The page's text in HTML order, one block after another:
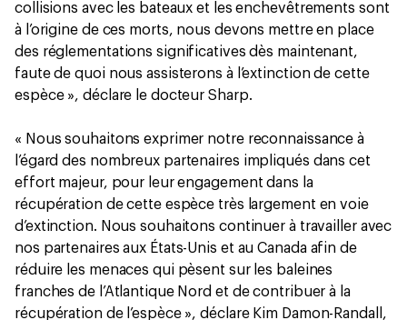
collisions avec les bateaux et les enchevêtrements sont
à l’origine de ces morts, nous devons mettre en place
des réglementations significatives dès maintenant,
faute de quoi nous assisterons à l’extinction de cette
espèce », déclare le docteur Sharp.
« Nous souhaitons exprimer notre reconnaissance à
l’égard des nombreux partenaires impliqués dans cet
effort majeur, pour leur engagement dans la
récupération de cette espèce très largement en voie
d’extinction. Nous souhaitons continuer à travailler avec
nos partenaires aux États-Unis et au Canada afin de
réduire les menaces qui pèsent sur les baleines
franches de l’Atlantique Nord et de contribuer à la
récupération de l’espèce », déclare Kim Damon-Randall,